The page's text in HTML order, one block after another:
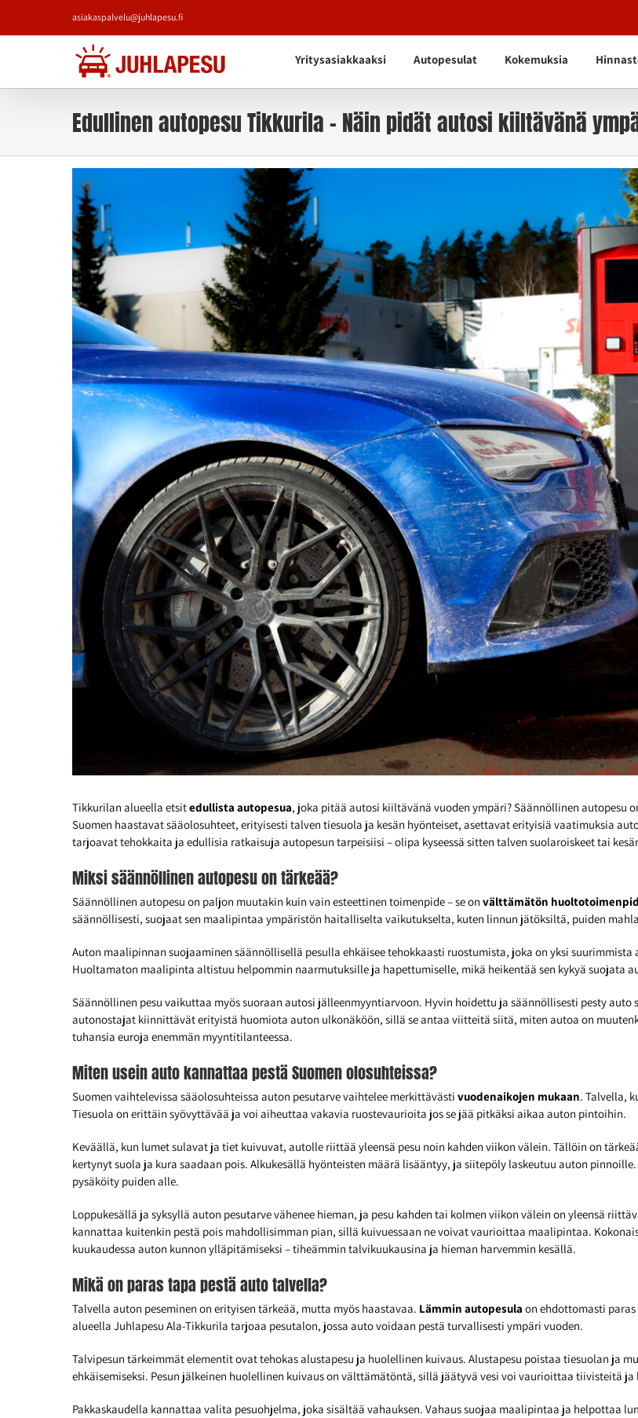
asiakaspalvelu@juhlapesu.fi
Yritysasiakkaaksi Autopesulat Kokemuksia
Edullinen autopesu Tikkurila – Näin pidät autosi kiiltävänä
Katso
kuvaa
isompana
Tikkurilan alueella etsitedullista autopesua, joka pitää autosi kiiltävänä vuoden ympäri? Säännöllinen autopesu
Suomen haastavat sääolosuhteet, erityisesti talven tiesuola ja kesän hyönteiset, asettavat erityisiä vaatimuksia
tarjoavat tehokkaita ja edullisia ratkaisuja autopesun tarpeisiisi – olipa kyseessä sitten talven suolaroiskeet tai
Miksi säännöllinen autopesu on tärkeää?
Säännöllinen autopesu on paljon muutakin kuin vain esteettinen toimenpide – se on välttämätön
säännöllisesti, suojaat sen maalipintaa ympäristön haitalliselta vaikutukselta, kuten linnun jätöksiltä, puiden
Auton maalipinnan suojaaminen säännöllisellä pesulla ehkäisee tehokkaasti ruostumista, joka on yksi
Huoltamaton maalipinta altistuu helpommin naarmutuksille ja hapettumiselle, mikä heikentää sen kykyä suojata
Säännöllinen pesu vaikuttaa myös suoraan autosi jälleenmyyntiarvoon. Hyvin hoidettu ja säännöllisesti pesty
autonostajat kiinnittävät erityistä huomiota auton ulkonäköön, sillä se antaa viitteitä siitä, miten autoa on
tuhansia euroja enemmän myyntitilanteessa.
Miten usein auto kannattaa pestä Suomen olosuhteissa?
Suomen vaihtelevissa sääolosuhteissa auton pesutarve vaihtelee merkittävästi vuodenaikojen mukaan. Talvella,
Tiesuola on erittäin syövyttävää ja voi aiheuttaa vakavia ruostevaurioita jos se jää pitkäksi aikaa auton pintoihin.
Keväällä, kun lumet sulavat ja tiet kuivuvat, autolle riittää yleensä pesu noin kahden viikon välein. Tällöin on
kertynyt suola ja kura saadaan pois. Alkukesällä hyönteisten määrä lisääntyy, ja siitepöly laskeutuu auton
pysäköity puiden alle.
Loppukesällä ja syksyllä auton pesutarve vähenee hieman, ja pesu kahden tai kolmen viikon välein on yleensä
kannattaa kuitenkin pestä pois mahdollisimman pian, sillä kuivuessaan ne voivat vaurioittaa maalipintaa.
kuukaudessa auton kunnon ylläpitämiseksi – tiheämmin talvikuukausina ja hieman harvemmin kesällä.
Mikä on paras tapa pestä auto talvella?
Talvella auton peseminen on erityisen tärkeää, mutta myös haastavaa. Lämmin autopesula on ehdottomasti
alueella Juhlapesu Ala-Tikkurila tarjoaa pesutalon, jossa auto voidaan pestä turvallisesti ympäri vuoden.
Talvipesun tärkeimmät elementit ovat tehokas alustapesu ja huolellinen kuivaus. Alustapesu poistaa tiesuolan ja
ehkäisemiseksi. Pesun jälkeinen huolellinen kuivaus on välttämätöntä, sillä jäätyvä vesi voi vaurioittaa tiivisteitä ja
Pakkaskaudella kannattaa valita pesuohjelma, joka sisältää vahauksen. Vahaus suojaa maalipintaa ja helpottaa